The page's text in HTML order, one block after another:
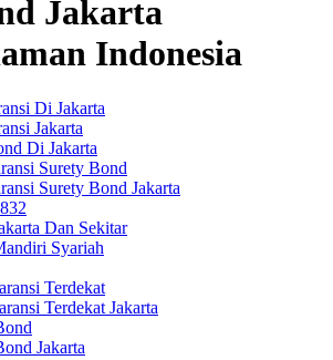
Jakarta
Indonesia
Di Jakarta
Jakarta
Di Jakarta
Surety Bond
Surety Bond Jakarta
Dan Sekitar
Syariah
Terdekat
Terdekat Jakarta
Jakarta